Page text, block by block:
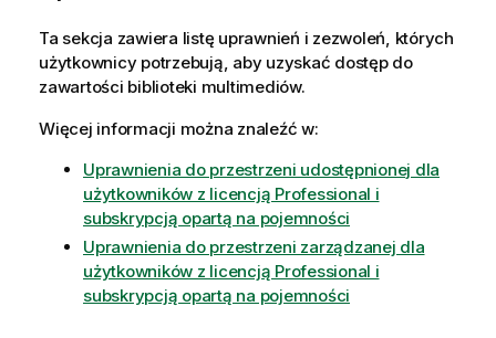
Ta sekcja zawiera listę uprawnień i zezwoleń, których
użytkownicy potrzebują, aby uzyskać dostęp do
zawartości biblioteki multimediów.
Więcej informacji można znaleźć w:
Uprawnienia do przestrzeni udostępnionej dla
użytkowników z licencją Professional i
subskrypcją opartą na pojemności
Uprawnienia do przestrzeni zarządzanej dla
użytkowników z licencją Professional i
subskrypcją opartą na pojemności